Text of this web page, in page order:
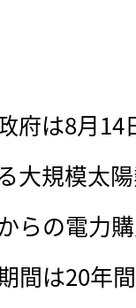
府は8月14
大規模太
らの電力
間は20年